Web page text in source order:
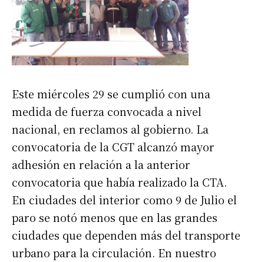
Este miércoles 29 se cumplió con una
medida de fuerza convocada a nivel
nacional, en reclamos al gobierno. La
convocatoria de la CGT alcanzó mayor
adhesión en relación a la anterior
convocatoria que había realizado la CTA.
En ciudades del interior como 9 de Julio el
paro se notó menos que en las grandes
ciudades que dependen más del transporte
urbano para la circulación. En nuestro